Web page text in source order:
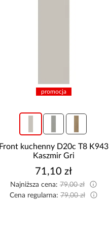
promocja
Front kuchenny D20c L9 K165
Czarny Hg Griii
62,10 zł
Najniższa cena:69,00 zł
Cena regularna:69,00 zł